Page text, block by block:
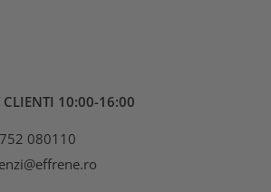
CLIENTI 10:00-16:00
080110